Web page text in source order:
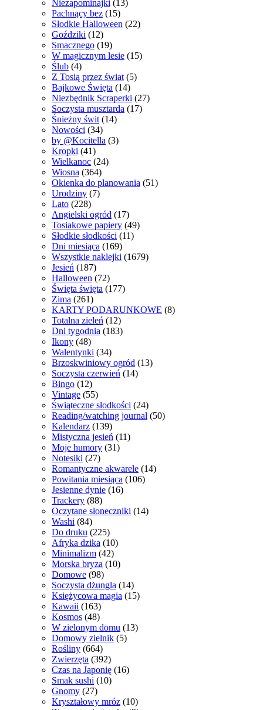
Niezapominajki (13)
Pachnący bez (15)
Słodkie Halloween (22)
Goździki (12)
Smacznego (19)
W magicznym lesie (15)
Ślub (4)
Z Tosią przez świat (5)
Bajkowe Święta (14)
Niezbędnik Scraperki (27)
Soczysta musztarda (17)
Śnieżny świt (14)
Nowości (34)
by @Kocitella (3)
Kropki (41)
Wielkanoc (24)
Wiosna (364)
Okienka do planowania (51)
Urodziny (7)
Lato (228)
Angielski ogród (17)
Tosiakowe papiery (49)
Słodkie słodkości (11)
Dni miesiąca (169)
Wszystkie naklejki (1679)
Jesień (187)
Halloween (72)
Święta święta (177)
Zima (261)
KARTY PODARUNKOWE (8)
Totalna zieleń (12)
Dni tygodnia (183)
Ikony (48)
Walentynki (34)
Brzoskwiniowy ogród (13)
Soczysta czerwień (14)
Bingo (12)
Vintage (55)
Świąteczne słodkości (24)
Reading/watching journal (50)
Kalendarz (139)
Mistyczna jesień (11)
Moje humory (31)
Notesiki (27)
Romantyczne akwarele (14)
Powitania miesiąca (106)
Jesienne dynie (16)
Trackery (88)
Oczytane słoneczniki (14)
Washi (84)
Do druku (225)
Afryka dzika (10)
Minimalizm (42)
Morska bryza (10)
Domowe (98)
Soczysta dżungla (14)
Księżycowa magia (15)
Kawaii (163)
Kosmos (48)
W zielonym domu (13)
Domowy zielnik (5)
Rośliny (664)
Zwierzęta (392)
Czas na Japonię (16)
Smak sushi (10)
Gnomy (27)
Kryształowy mróz (10)